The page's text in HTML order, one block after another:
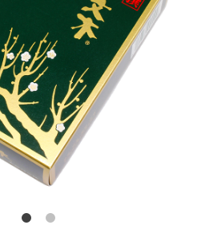
祝
も
業